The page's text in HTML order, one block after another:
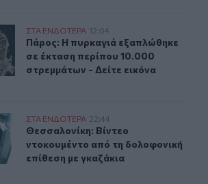
εξαπλώθηκε σε έκταση περίπου
ΣΤΑ ΕΝΔΟΤΕΡΑ 12:04
Πάρος: Η πυρκαγιά εξαπλώθηκε σε
Πάρος: Η πυρκαγιά εξαπλώθηκε
σε έκταση περίπου 10.000
στρεμμάτων - Δείτε εικόνα
ντοκουμέντο από τη δολοφονική
ΣΤΑ ΕΝΔΟΤΕΡΑ 22:44
Θεσσαλονίκη: Βίντεο ντοκουμέντο
Θεσσαλονίκη: Βίντεο
ντοκουμέντο από τη δολοφονική
επίθεση με γκαζάκια